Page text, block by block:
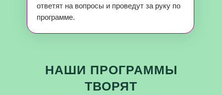
ответят на вопросы и проведут за руку по
программе.
НАШИ ПРОГРАММЫ
ТВОРЯТ